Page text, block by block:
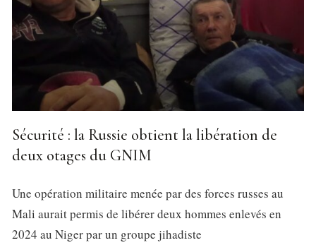
Sécurité : la Russie obtient la libération de
deux otages du GNIM
Une opération militaire menée par des forces russes au
Mali aurait permis de libérer deux hommes enlevés en
2024 au Niger par un groupe jihadiste